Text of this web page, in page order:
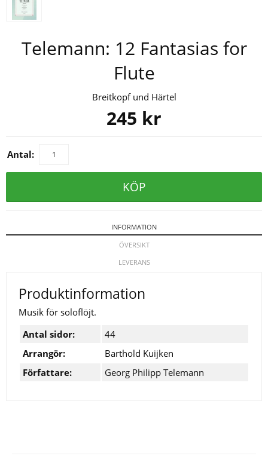
Telemann: 12 Fantasias for
Flute
Breitkopf und Härtel
245 kr
Antal:
KÖP
INFORMATION
ÖVERSIKT
LEVERANS
Produktinformation
Musik för soloflöjt.
Antal sidor:
44
Arrangör:
Barthold Kuijken
Författare:
Georg Philipp Telemann